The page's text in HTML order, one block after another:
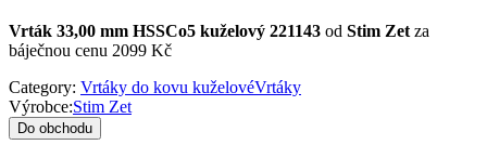
Vrták 33,00 mm HSSCo5 kuželový 221143 od Stim Zet za
báječnou cenu 2099 Kč
Category: Vrtáky do kovu kuželovéVrtáky
Výrobce:Stim Zet
Do obchodu